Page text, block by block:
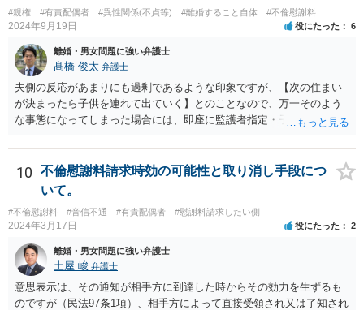
が、不貞が継続している事実自体は、上記のとおり増額事由になり得
るので、請求を拡張するか、現状の請求額が認容されやすいように今
後の攻防で主張立証していくことになるでしょう。方針について、担
当弁護士とよく相談してみるとよいと思います。
#親権 #有責配偶者 #異性関係(不貞等) #離婚すること自体 #不倫慰謝料
2024年9月19日 役にたった 6
離婚・男女問題に強い弁護士
髙橋 俊太 弁護士
夫側の反応があまりにも過剰であるような印象ですが、【次の住まい
が決まったら子供を連れて出ていく】とのことなので、万一そのよう
な事態になってしまった場合には、即座に監護者指定・子の引渡しの
でしょう。 親権者や監護者の指定が争いになる場合、現在の実務では
「主たる監護者が父母いずれか」という基準で判断されます。具体的
には、子が生まれてから現在に至るまで、産休・育休取得の有無、子
の衣食住の世話、子の傷病時の看病等、保育園や習い事への対応など
に関する具体的（中心的）監護実績をもとにして、他方配偶者と比較
して、自分が主として子を監護してきた者であるかどうかが重要にな
ります。【子供の監護は平日休日含めて8割私です。】ということでは
あるのですが、上記のとおり、様々な具体的な事情を踏まえて検討す
る必要があるので、最寄りの弁護士などに個別に相談することをお勧
めいたします。
10
不倫慰謝料請求時効の可能性と取り消し手段につ
いて。
#不倫慰謝料 #音信不通 #有責配偶者 #慰謝料請求したい側
2024年3月17日 役にたった 2
離婚・男女問題に強い弁護士
土屋 峻 弁護士
意思表示は、その通知が相手方に到達した時からその効力を生ずるも
のですが（民法97条1項）、相手方によって直接受領され又は了知され